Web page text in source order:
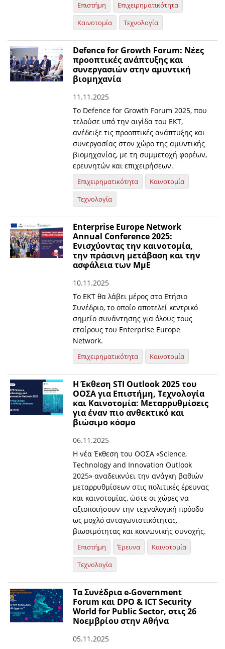
Επιστήμη
Επιχειρηματικότητα
Καινοτομία
Τεχνολογία
Defence for Growth Forum: Νέες
προοπτικές ανάπτυξης και
συνεργασιών στην αμυντική
βιομηχανία
11.11.2025
Το Defence for Growth Forum 2025, που
τελούσε υπό την αιγίδα του ΕΚΤ,
ανέδειξε τις προοπτικές ανάπτυξης και
συνεργασίας στον χώρο της αμυντικής
βιομηχανίας, με τη συμμετοχή φορέων,
ερευνητών και επιχειρήσεων.
Επιχειρηματικότητα
Καινοτομία
Τεχνολογία
Enterprise Europe Network
Annual Conference 2025:
Ενισχύοντας την καινοτομία,
την πράσινη μετάβαση και την
ασφάλεια των ΜμΕ
10.11.2025
Το ΕΚΤ θα λάβει μέρος στο Ετήσιο
Συνέδριο, το οποίο αποτελεί κεντρικό
σημείο συνάντησης για όλους τους
εταίρους του Enterprise Europe
Network.
Επιχειρηματικότητα Καινοτομία
Η Έκθεση STI Outlook 2025 του
ΟΟΣΑ για Επιστήμη, Τεχνολογία
και Καινοτομία: Μεταρρυθμίσεις
για έναν πιο ανθεκτικό και
βιώσιμο κόσμο
06.11.2025
Η νέα Έκθεση του ΟΟΣΑ «Science,
Technology and Innovation Outlook
2025» αναδεικνύει την ανάγκη βαθιών
μεταρρυθμίσεων στις πολιτικές έρευνας
και καινοτομίας, ώστε οι χώρες να
αξιοποιήσουν την τεχνολογική πρόοδο
ως μοχλό ανταγωνιστικότητας,
βιωσιμότητας και κοινωνικής συνοχής.
Επιστήμη Έρευνα
Καινοτομία
Τεχνολογία
Τα Συνέδρια e-Government
Forum και DPO & ICT Security
World for Public Sector, στις 26
Νοεμβρίου στην Αθήνα
05.11.2025